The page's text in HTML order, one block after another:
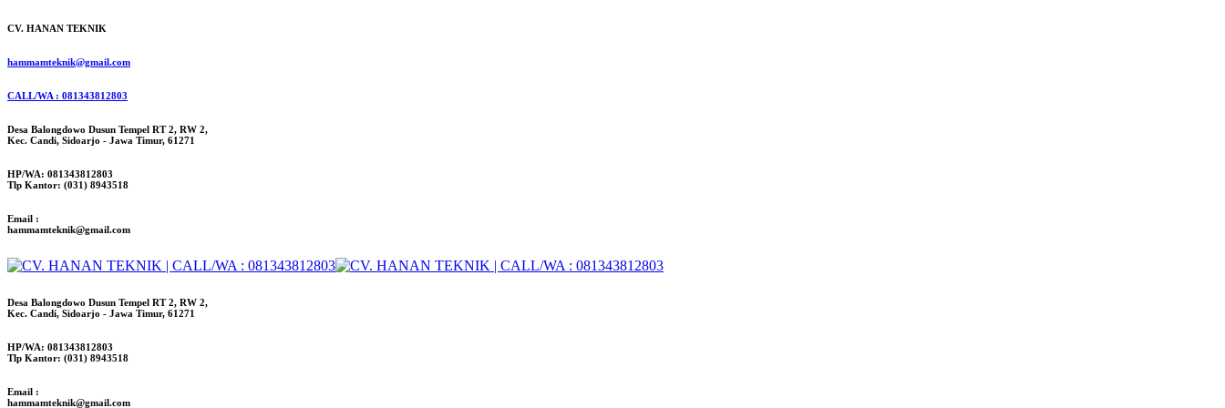
CV. HANAN TEKNIK
hammamteknik@gmail.com
CALL/WA : 081343812803
Desa Balongdowo Dusun Tempel RT 2, RW 2,
Kec. Candi, Sidoarjo - Jawa Timur, 61271
HP/WA: 081343812803
Tlp Kantor: (031) 8943518
Email :
hammamteknik@gmail.com
Desa Balongdowo Dusun Tempel RT 2, RW 2,
Kec. Candi, Sidoarjo - Jawa Timur, 61271
HP/WA: 081343812803
Tlp Kantor: (031) 8943518
Email :
hammamteknik@gmail.com